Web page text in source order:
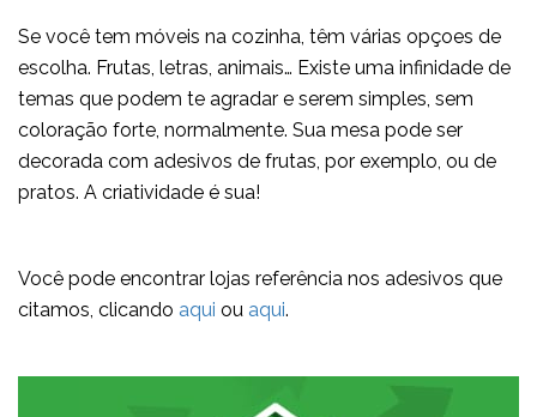
Se você tem móveis na cozinha, têm várias opçoes de
escolha. Frutas, letras, animais… Existe uma infinidade de
temas que podem te agradar e serem simples, sem
coloração forte, normalmente. Sua mesa pode ser
decorada com adesivos de frutas, por exemplo, ou de
pratos. A criatividade é sua!
Você pode encontrar lojas referência nos adesivos que
citamos, clicando aqui ou aqui.